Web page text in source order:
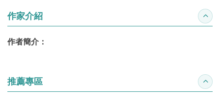
作家介紹 收合
作者簡介：
推薦專區 收合